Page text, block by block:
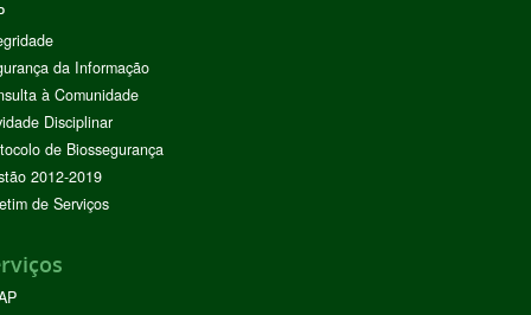
da Informação
à Comunidade
Disciplinar
de Biossegurança
2012-2019
de Serviços